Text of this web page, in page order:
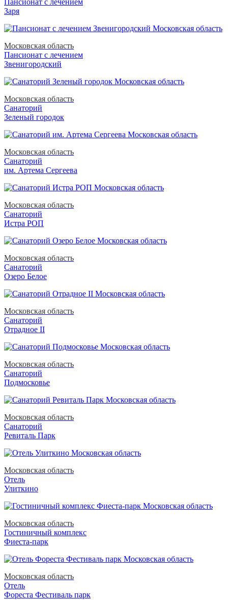
Пансионат с лечением
Заря
Московская область
Пансионат с лечением
Звенигородский
Московская область
Санаторий
Зеленый городок
Московская область
Санаторий
им. Артема Сергеева
Московская область
Санаторий
Истра РОП
Московская область
Санаторий
Озеро Белое
Московская область
Санаторий
Отрадное II
Московская область
Санаторий
Подмосковье
Московская область
Санаторий
Ревиталь Парк
Московская область
Отель
Улиткино
Московская область
Гостиничный комплекс
Фиеста-парк
Московская область
Отель
Фореста Фестиваль парк